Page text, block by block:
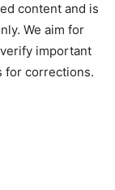
content and is
We aim for
important
for corrections.